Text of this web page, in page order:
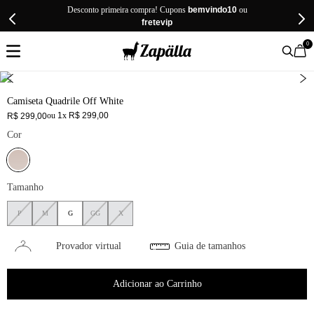
Desconto primeira compra! Cupons bemvindo10ou
fretevip
0
Camiseta Quadrile Off White
R$ 299,00ou 1x R$ 299,00
Cor
Tamanho
P M G GG X
Provador virtual Guia de tamanhos
Adicionar ao Carrinho